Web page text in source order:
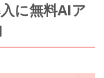
に無料AIア